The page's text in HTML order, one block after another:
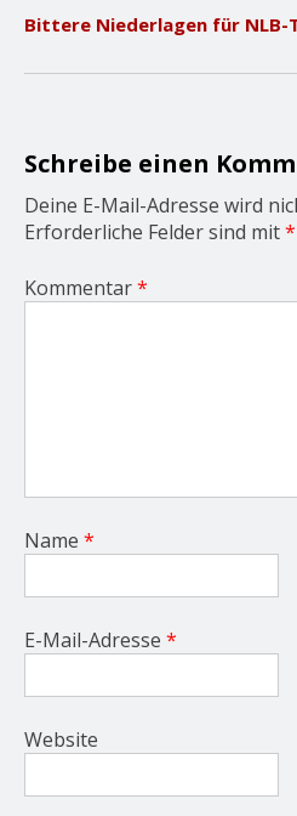
i
o
n
Bittere Niederlagen für NLB-
Schreibe einen
Deine E-Mail-Adresse wird
Erforderliche Felder sind mit*
Kommentar*
Name *
E-Mail-Adresse *
Website